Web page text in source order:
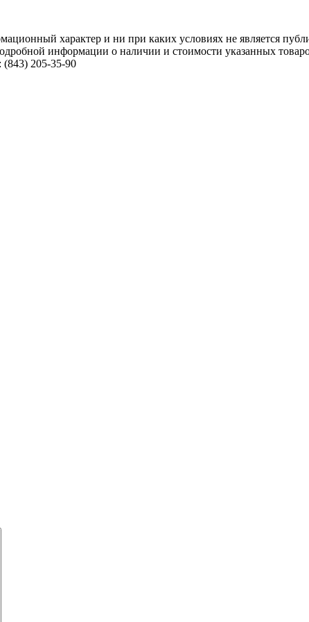
характер и ни при каких условиях не является
информации о наличии и стоимости указанных
205-35-90